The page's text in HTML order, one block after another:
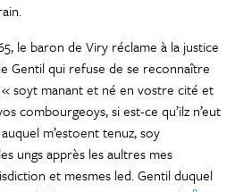
le baron de Viry réclame à la justice
Gentil qui refuse de se reconnaître
soyt manant et né en vostre cité et
combourgeoys, si est-ce qu’ilz n’eut
m’estoent tenuz, soy
ungs apprès les aultres mes
et mesmes led. Gentil duquel